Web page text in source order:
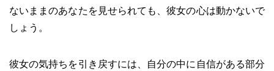
ないままのあなたを見せられても、彼女の心は動かないで
しょう。
彼女の気持ちを引き戻すには、自分の中に自信がある部分